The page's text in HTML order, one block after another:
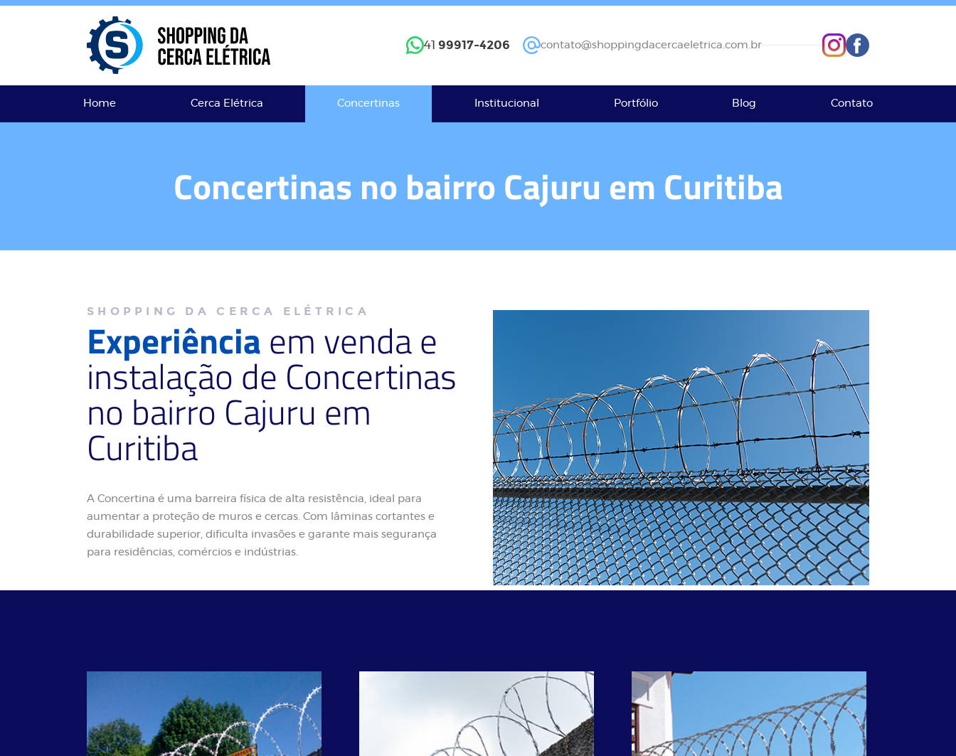
41 99917-4206 contato@shoppingdacercaeletrica.com.br
Home Cerca Elétrica Concertinas Institucional Portfólio Blog Contato
Concertinas no bairro Cajuru em Curitiba
SHOPPING DA CERCA ELÉTRICA
Experiênciaem venda e
instalação de Concertinas
no bairro Cajuru em
Curitiba
A Concertina é uma barreira física de alta resistência, ideal para
aumentar a proteção de muros e cercas. Com lâminas cortantes e
durabilidade superior, dificulta invasões e garante mais segurança
para residências, comércios e indústrias.